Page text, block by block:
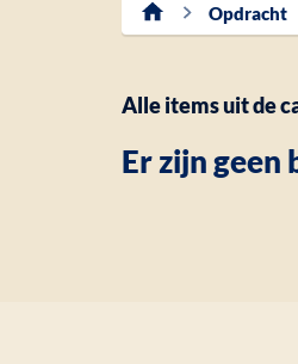
Opdracht
Alle items uit de
Er zijn geen